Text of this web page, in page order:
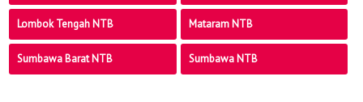
Lombok Tengah NTB Mataram NTB
Sumbawa Barat NTB Sumbawa NTB